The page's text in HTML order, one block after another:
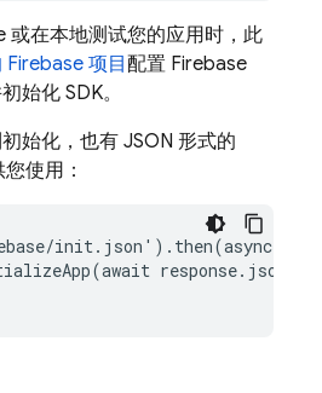
或在本地测试您的应用时，此
Firebase 项目 配置 Firebase
始化 SDK。
始化，也有 JSON 形式的
使用：
init.json').then(async